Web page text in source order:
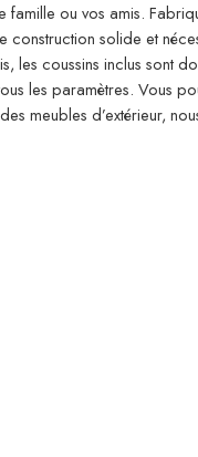
ou vos amis.
construction solide et
les coussins inclus sont
les paramètres. Vous
meubles d’extérieur,